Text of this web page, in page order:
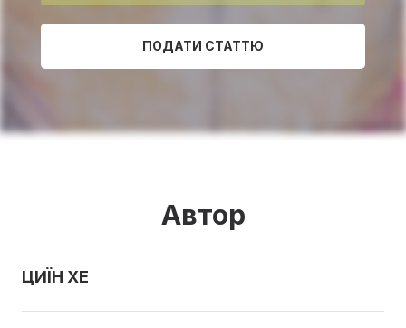
ПОДАТИ СТАТТЮ
Автор
ЦИЇН ХЕ